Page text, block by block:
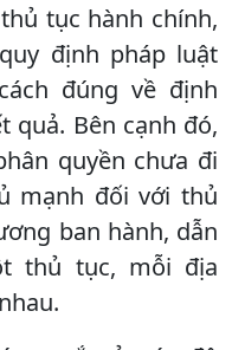
tục hành chính,
định pháp luật
đúng về định
quả. Bên cạnh đó,
quyền chưa đi
mạnh đối với thủ
ban hành, dẫn
thủ tục, mỗi địa